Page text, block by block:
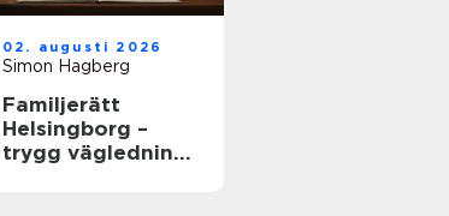
02. augusti 2026
Simon Hagberg
Familjerätt
Helsingborg –
trygg vägledning i